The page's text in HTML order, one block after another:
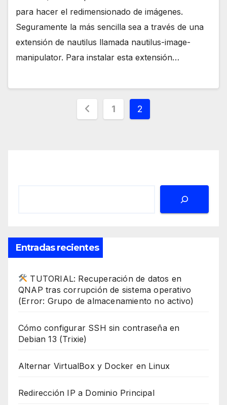
para hacer el redimensionado de imágenes.
Seguramente la más sencilla sea a través de una
extensión de nautilus llamada nautilus-image-
manipulator. Para instalar esta extensión…
Paginación
1 2
Entradas recientes
TUTORIAL: Recuperación de datos en
QNAP tras corrupción de sistema operativo
(Error: Grupo de almacenamiento no activo)
Cómo configurar SSH sin contraseña en
Debian 13 (Trixie)
Alternar VirtualBox y Docker en Linux
Redirección IP a Dominio Principal